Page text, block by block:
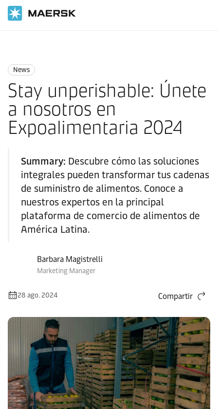
News
Stay unperishable: Únete
a nosotros en
Expoalimentaria 2024
Summary: Descubre cómo las soluciones
integrales pueden transformar tus cadenas
de suministro de alimentos. Conoce a
nuestros expertos en la principal
plataforma de comercio de alimentos de
América Latina.
Barbara Magistrelli
Marketing Manager
28 ago. 2024 Compartir